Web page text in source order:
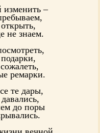
–
не знаем.
ремарки.
те дары,
до поры